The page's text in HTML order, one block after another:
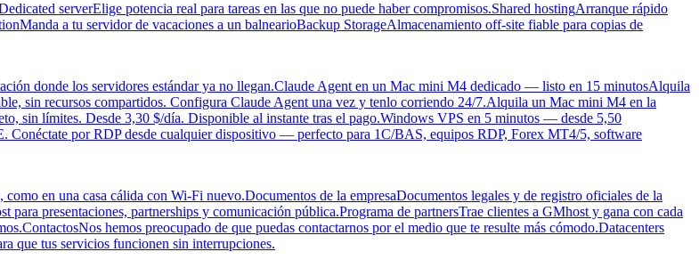
serverElige potencia real para tareas en las que no puede haber compromisos.Shared hostingArranque rápido
Manda a tu servidor de vacaciones a un balnearioBackup StorageAlmacenamiento off-site fiable para copias de
donde los servidores estándar ya no llegan.Claude Agent en un Mac mini M4 dedicado — listo en 15 minutosAlquila
sin recursos compartidos. Configura Claude Agent una vez y tenlo corriendo 24/7.Alquila un Mac mini M4 en la
sin límites. Desde 3,30 $/día. Disponible al instante tras el pago.Windows VPS en 5 minutos — desde 5,50
por RDP desde cualquier dispositivo — perfecto para 1C/BAS, equipos RDP, Forex MT4/5, software
en una casa cálida con Wi-Fi nuevo.Documentos de la empresaDocumentos legales y de registro oficiales de la
para presentaciones, partnerships y comunicación pública.Programa de partnersTrae clientes a GMhost y gana con cada
ContactosNos hemos preocupado de que puedas contactarnos por el medio que te resulte más cómodo.Datacenters
que tus servicios funcionen sin interrupciones.